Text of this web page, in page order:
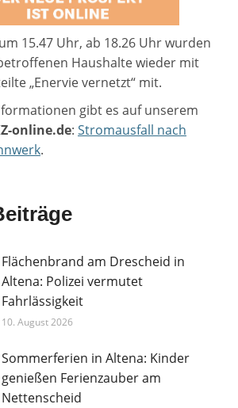
15.47 Uhr, ab 18.26 Uhr wurden
Haushalte wieder mit
„Enervie vernetzt“ mit.
gibt es auf unserem
online.de: Stromausfall nach
.
Flächenbrand am Drescheid in
Altena: Polizei vermutet
Fahrlässigkeit
10. August 2026
Sommerferien in Altena: Kinder
genießen Ferienzauber am
Nettenscheid